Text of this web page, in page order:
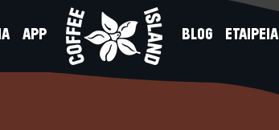
APP BLOG ΕΤΑΙΡΕΙΑ